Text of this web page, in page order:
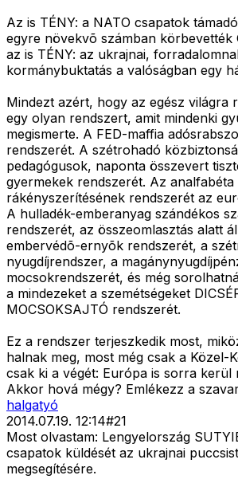
Az is TÉNY: a NATO csapatok
egyre növekvõ számban körbevették
az is TÉNY: az ukrajnai,
kormánybuktatás a valóságban egy
Mindezt azért, hogy az egész világra
egy olyan rendszert, amit mindenki
megismerte. A FED-maffia
rendszerét. A szétrohadó
pedagógusok, naponta összevert
gyermekek rendszerét. Az
rákényszerítésének rendszerét az
A hulladék-emberanyag szándékos
rendszerét, az összeomlasztás alatt
embervédõ-ernyõk rendszerét, a
nyugdíjrendszer, a
mocsokrendszerét, és még
a mindezeket a szemétségeket
MOCSOKSAJTÓ rendszerét.
Ez a rendszer terjeszkedik most,
halnak meg, most még csak a Közel-
csak ki a végét: Európa is sorra kerül
Akkor hová mégy? Emlékezz a
halgatyó
2014.07.19. 12:14#21
Most olvastam: Lengyelország
csapatok küldését az ukrajnai
megsegítésére.